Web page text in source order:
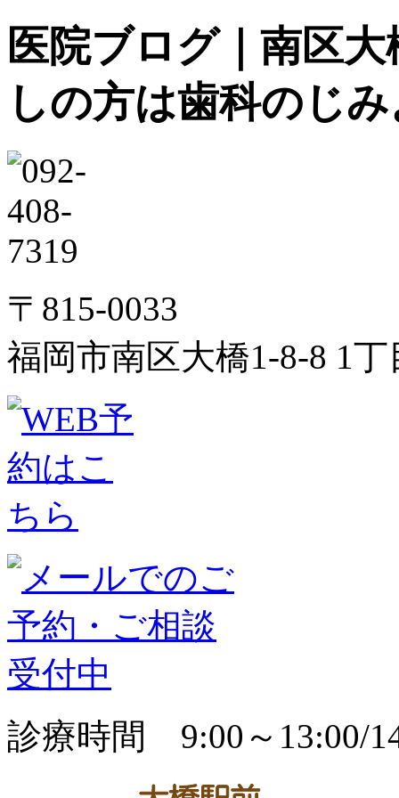
医院ブログ｜南区
しの方は歯科のじ
〒815-0033
福岡市南区大橋1-8-8 1
診療時間 9:00～13:00/